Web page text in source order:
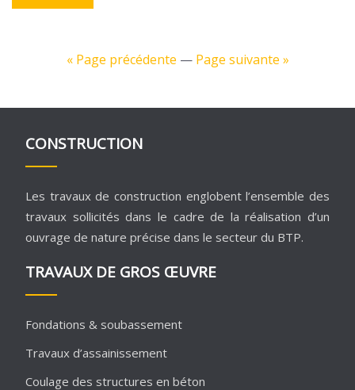
« Page précédente — Page suivante »
CONSTRUCTION
Les travaux de construction englobent l’ensemble des
travaux sollicités dans le cadre de la réalisation d’un
ouvrage de nature précise dans le secteur du BTP.
TRAVAUX DE GROS ŒUVRE
Fondations & soubassement
Travaux d’assainissement
Coulage des structures en béton